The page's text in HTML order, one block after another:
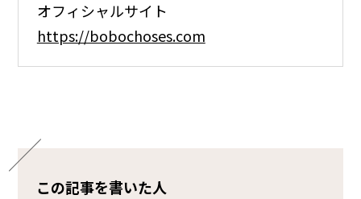
オフィシャルサイト
https://bobochoses.com
この記事を書いた人